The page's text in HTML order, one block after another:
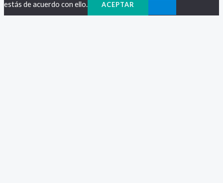
estás de acuerdo con ello.
ACEPTAR